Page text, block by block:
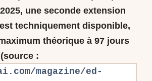
une seconde extension
techniquement disponible,
théorique à 97 jours
:
magazine/ed-